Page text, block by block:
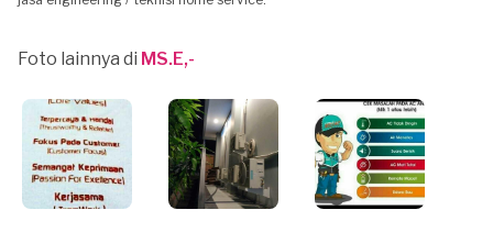
Foto lainnya di MS.E,-